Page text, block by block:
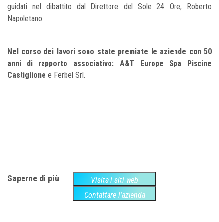
guidati nel dibattito dal Direttore del Sole 24 Ore, Roberto
Napoletano.
Nel corso dei lavori sono state premiate le aziende con 50
anni di rapporto associativo: A&T Europe Spa Piscine
Castiglione e Ferbel Srl.
Saperne di più
Visita i siti web
Contattare l'azienda